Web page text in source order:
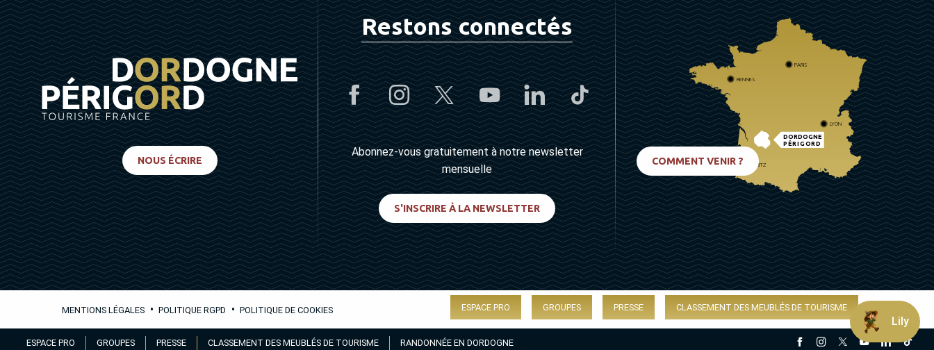
ESPACE PRO GROUPES PRESSE CLASSEMENT DES MEUBLÉS DE TOURISME RANDONNÉE EN DORDOGNE
NOUS ÉCRIRE
Restons connectés
Abonnez-vous gratuitement à notre newsletter
mensuelle
S'INSCRIRE À LA NEWSLETTER
DORDOGNE
PÉRIGORD
PARIS
RENNES
LYON
BIARRITZ
COMMENT VENIR ?
MENTIONS LÉGALES • POLITIQUE RGPD • POLITIQUE DE COOKIES ESPACE PRO GROUPES PRESSE CLASSEMENT DES MEUBLÉS DE TOURISME
Lily